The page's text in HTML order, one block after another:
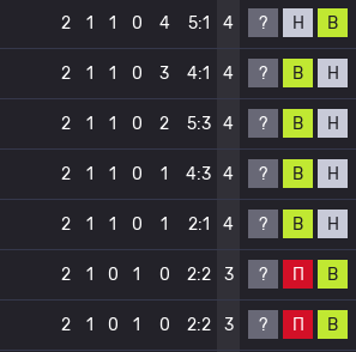
2 1 1 0 4 5:1 4 ? Н В
2 1 1 0 3 4:1 4 ? В Н
2 1 1 0 2 5:3 4 ? В Н
2 1 1 0 1 4:3 4 ? В Н
2 1 1 0 1 2:1 4 ? В Н
2 1 0 1 0 2:2 3 ? П В
2 1 0 1 0 2:2 3 ? П В